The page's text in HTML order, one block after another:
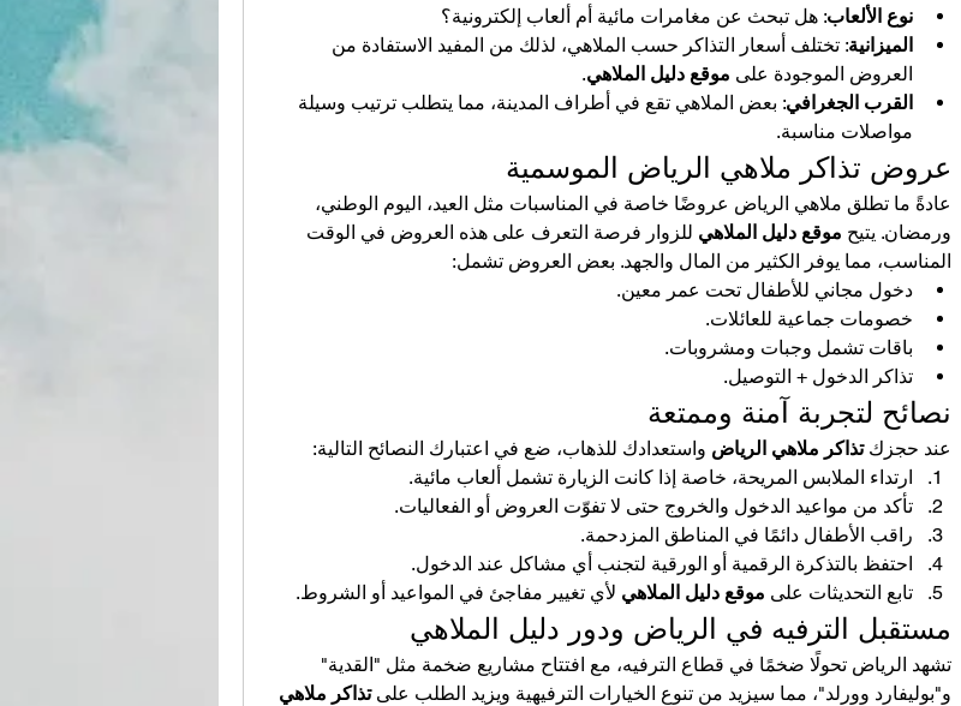
نوع الألعاب: هل تبحث عن مغامرات مائية أم ألعاب إلكترونية؟
الميزانية
العروض الموجودة على موقع دليل الملاهي.
القرب الجغرافي
مواصلات مناسبة.
عروض تذاكر ملاهي الرياض الموسمية
ورمضان. يتيح موقع دليل الملاهي
المناسب، مما يوفر الكثير من المال والجهد. بعض العروض تشمل:
دخول مجاني للأطفال تحت عمر معين.
خصومات جماعية للعائلات.
باقات تشمل وجبات ومشروبات.
تذاكر الدخول + التوصيل.
نصائح لتجربة آمنة وممتعة
عند حجزك تذاكر ملاهي الرياض واستعدادك للذهاب، ضع في اعتبارك النصائح التالية:
ارتداء الملابس المريحة، خاصة إذا كانت الزيارة تشمل ألعاب مائية.
تأكد من مواعيد الدخول والخروج حتى لا تفوّت العروض أو الفعاليات.
راقب الأطفال دائمًا في المناطق المزدحمة.
احتفظ بالتذكرة الرقمية أو الورقية لتجنب أي مشاكل عند الدخول.
تابع التحديثات على موقع دليل الملاهي لأي تغيير مفاجئ في المواعيد أو الشروط.
مستقبل الترفيه في الرياض ودور دليل الملاهي
و"بوليفارد وورلد"، مما سيزيد من تنوع الخيارات الترفيهية ويزيد الطلب على